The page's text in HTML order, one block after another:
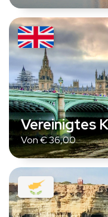
Vereinigtes
Von€36,00